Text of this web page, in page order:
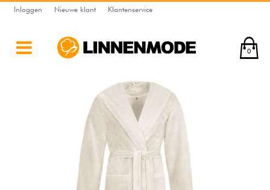
Inloggen Nieuwe klant Klantenservice
0